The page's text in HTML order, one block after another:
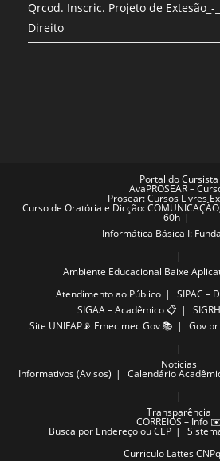
Qrcod. Inscric. Projeto de Extesão_-
Direito
Portal do Cursista
AvaPROSEAR –
Prosear: Cursos Livres
Curso de Oratória e Dicção: COMUNICAÇÃO,
60h
Informática Básica I:
Ambiente Educacional Baixe
Atendimento ao Público
SIPAC –
SIGAA – Acadêmico 📋
Site UNIFAP📡 Emec mec Gov 📚 Gov br
Notícias
Informativos (Avisos) Calendário
Transparência
CORREIOS – Info ✉️
Busca por Endereço ou CEP
Curriculo Lattes CNPq